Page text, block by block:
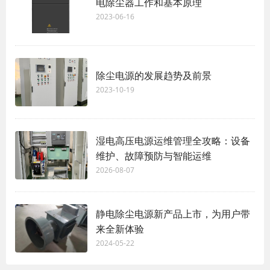
2023-06-16
除尘电源的发展趋势及前景
2023-10-19
湿电高压电源运维管理全攻略：设备
维护、故障预防与智能运维
2026-08-07
静电除尘电源新产品上市，为用户带
来全新体验
2024-05-22